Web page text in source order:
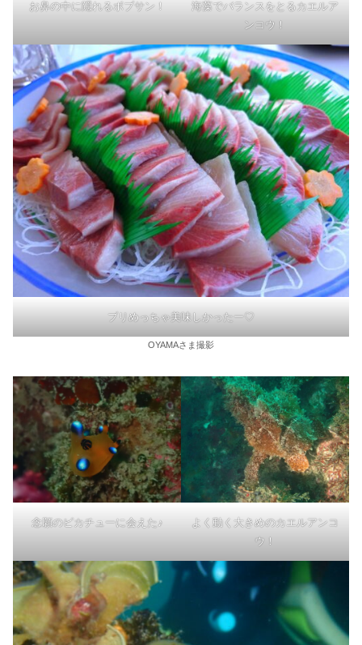
お鼻の中に隠れるボブサン！
海藻でバランスをとるカエルア
ンコウ！
ブリめっちゃ美味しかったー♡
OYAMAさま撮影
念願のピカチューに会えた♪
よく動く大きめのカエルアンコ
ウ！